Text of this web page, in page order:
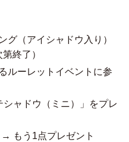
グ（アイシャドウ入り）
終了）
ルーレットイベントに参
ャドウ（ミニ）」をプレ
もう1点プレゼント